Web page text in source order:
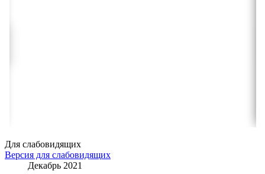
Для слабовидящих
Версия для слабовидящих
Декабрь 2021